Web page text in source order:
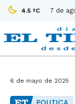
4.5 ºC 7 de
6 de mayo de 2025